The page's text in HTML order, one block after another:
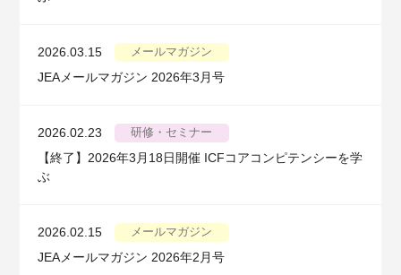
2026.03.15 メールマガジン
JEAメールマガジン 2026年3月号
2026.02.23 研修・セミナー
【終了】2026年3月18日開催 ICFコアコンピテンシーを学
ぶ
2026.02.15 メールマガジン
JEAメールマガジン 2026年2月号